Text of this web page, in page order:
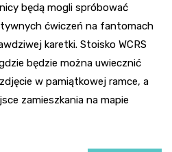
będą mogli spróbować
ćwiczeń na fantomach
karetki. Stoisko WCRS
będzie można uwiecznić
w pamiątkowej ramce, a
zamieszkania na mapie